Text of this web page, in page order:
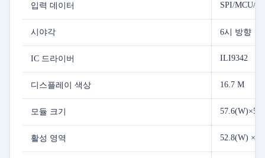
입력 데이터 SPI/MCU/
시야각 6시 방향
IC 드라이버 ILI9342
디스플레이 색상 16.7 M
모듈 크기
활성 영역 52.8(W)